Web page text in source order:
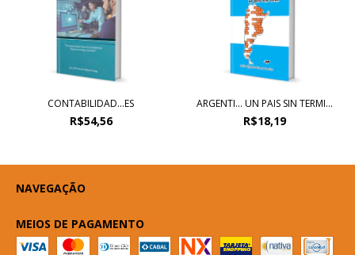
CONTABILIDAD…ES
R$54,56
ARGENTI... UN PAIS SIN TERMI...
R$18,19
NAVEGAÇÃO
MEIOS DE PAGAMENTO